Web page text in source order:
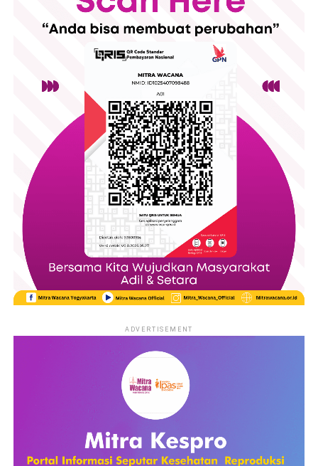
jasa . Iklan merupakan sebuah informasi yang diberikan
suatu produk atau jasa yang dikemas dengan semenarik
mungkin. Memiliki tujuan untuk menarik minat konsumen
membuat salah satu pihak menjadi dirugikan . Pasalnya
pemasang iklan dalam mengenalkan produknya kepada
masyarakat sering kali memanfaatkan perempuan sebagai
objek utama untuk memikat para konsumen. Memanfaatkan
wajah dan bentuk tubuh sebagai cara untuk menarik perhatian
masyarakat membuat citra perempuan yang dimuat pada
iklan terus menjadi sumber perdebatan karena dinilai
menjadikan tubuh perempuan sebagai nilai jual atas produk
yang ditawarkan . Ironisnya hal ini terus menerus dilakukan.
Memanfaatkan fisik sebagai objek untuk diekploitasi
sudah bukan menjadi rahasia umum lagi. Terlihat dari citra
perempuan yang digambarkan oleh tayangan iklan ataupun
acara program televisi. Kecantikan perempuan dijadikan
sebagai penghias tampilan dari suatu program acara. Dipoles
sedemikian rupa untuk mendapatkan tampilan yang cantik
kemudian dikonsumsi oleh publik. Demi untuk mengedepankan
kepentingan media bahkan hak hak perempuan yang
seharusnya dimiliki mereka dikesampingkan oleh media .
Selain sebagai wadah informasi untuk masyarakat media
sampai saat ini menempati rating tertinggi yaitu dalam
kategori sinetron. Gambaran dalam tayangan tersebut banyak
ADVERTISEMENT